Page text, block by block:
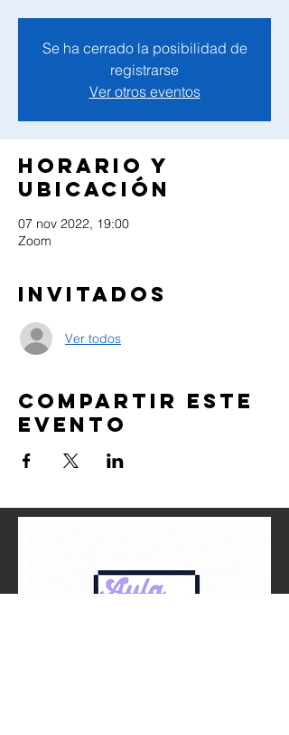
Se ha cerrado la posibilidad de
registrarse
Ver otros eventos
Horario y
ubicación
07 nov 2022, 19:00
Zoom
Invitados
Ver todos
Compartir este
evento